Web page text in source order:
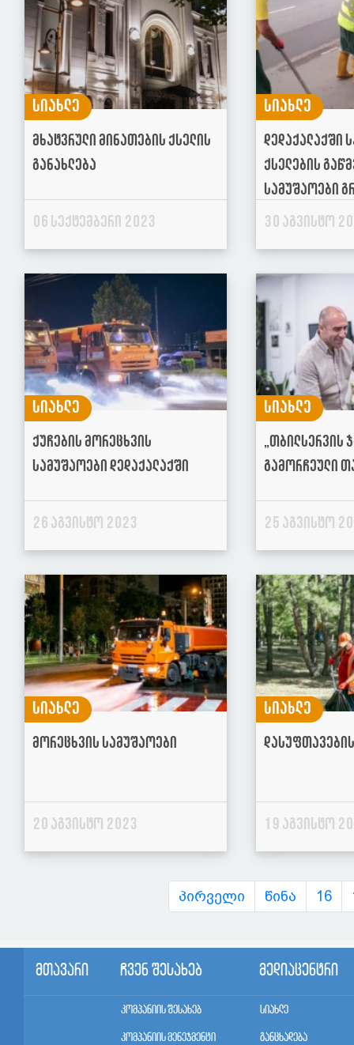
სიახლე
მხატვრული მინათების ქსელის
განახლება
06 სექტემბერი 2023
სიახლე
დედაქალაქში
ქსელების
სამუშაოები
30 აგვისტო
სიახლე
ქუჩების მორეცხვის
სამუშაოები დედაქალაქში
26 აგვისტო 2023
სიახლე
„თბილსერვის
გამორჩეული
25 აგვისტო
სიახლე
მორეცხვის სამუშაოები
20 აგვისტო 2023
სიახლე
19 აგვისტო
პირველი წინა 16
მთავარი ჩვენ შესახებ მედიაცენტრი
კომპანიის შესახებ სიახლე
კომპანიის მენეჯმენტი განცხადება